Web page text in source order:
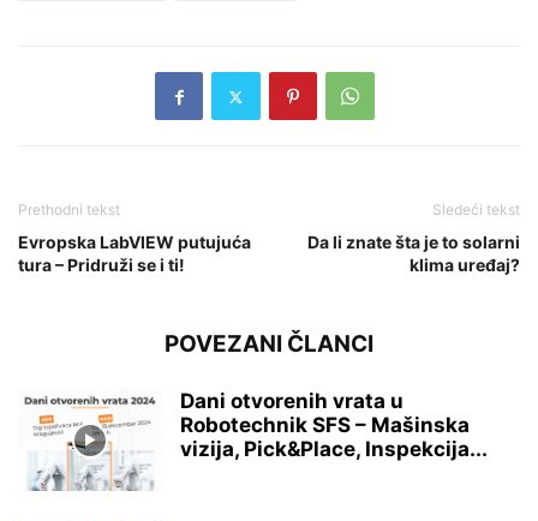
Prethodni tekst
Evropska LabVIEW putujuća
tura – Pridruži se i ti!
Sledeći tekst
Da li znate šta je to solarni
klima uređaj?
POVEZANI ČLANCI
Dani otvorenih vrata u
Robotechnik SFS – Mašinska
vizija, Pick&Place, Inspekcija...